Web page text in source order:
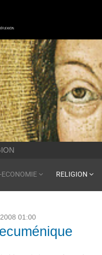
RELIGION
01:00